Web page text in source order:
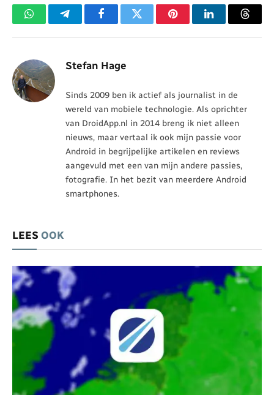
WhatsAppTelegramFacebookTwitter PinterestLinkedIn
Stefan Hage
Sinds 2009 ben ik actief als journalist in de
wereld van mobiele technologie. Als oprichter
van DroidApp.nl in 2014 breng ik niet alleen
nieuws, maar vertaal ik ook mijn passie voor
Android in begrijpelijke artikelen en reviews
aangevuld met een van mijn andere passies,
fotografie. In het bezit van meerdere Android
smartphones.
LEES OOK